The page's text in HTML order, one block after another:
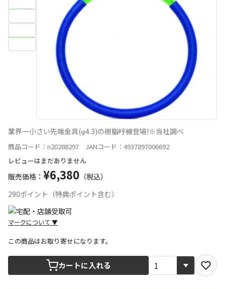
業界一小さい先端金具(φ4.3)の樹脂呼線登場!※当社調べ
商品コード：n20288297 JANコード：4937897006692
レビューはまだありません
販売価格： ¥6,380 （税込）
290ポイント（特典ポイント含む）
マークについて ▼
宅配や店舗受取を選択できる商品です
この商品はお取り寄せになります。
カートに入れる